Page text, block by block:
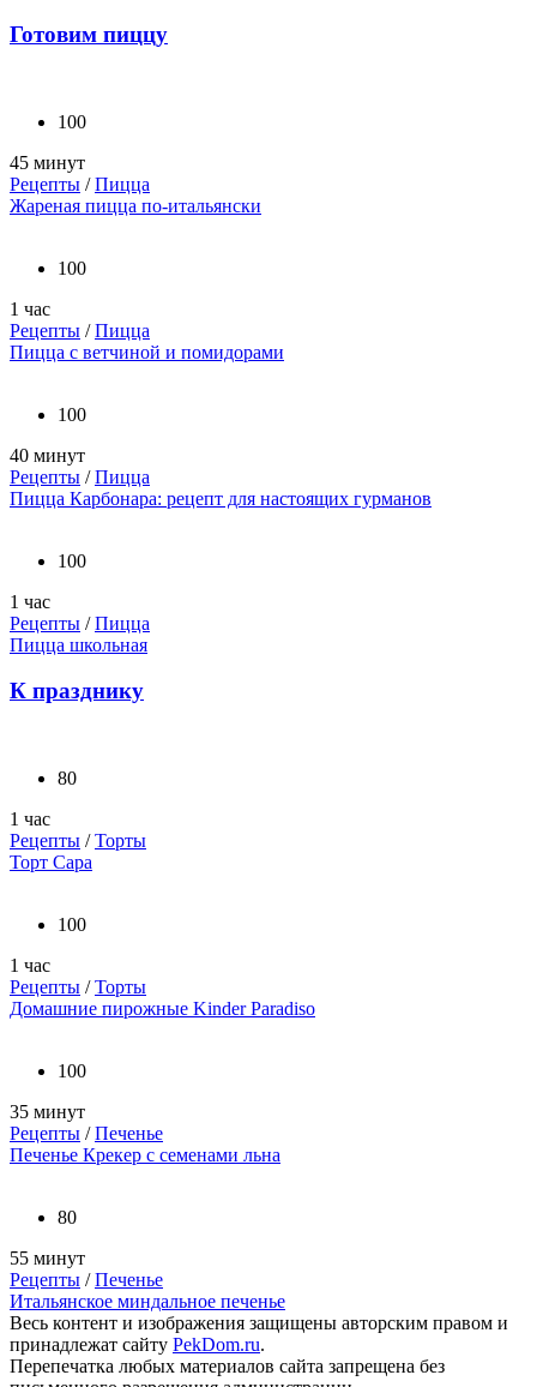
Готовим пиццу
100
45 минут
Рецепты /Пицца
Жареная пицца по-итальянски
100
1 час
Рецепты /Пицца
Пицца с ветчиной и помидорами
100
40 минут
Рецепты /Пицца
Пицца Карбонара: рецепт для настоящих гурманов
100
1 час
Рецепты /Пицца
Пицца школьная
К празднику
80
1 час
Рецепты /Торты
Торт Сара
100
1 час
Рецепты /Торты
Домашние пирожные Kinder Paradiso
100
35 минут
Рецепты /Печенье
Печенье Крекер с семенами льна
80
55 минут
Рецепты /Печенье
Итальянское миндальное печенье
Весь контент и изображения защищены авторским правом и
принадлежат сайту PekDom.ru.
Перепечатка любых материалов сайта запрещена без